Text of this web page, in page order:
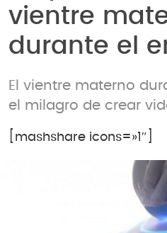
vientre
durante el
El vientre materno
el milagro de crear
[mashshare icons=»1″]